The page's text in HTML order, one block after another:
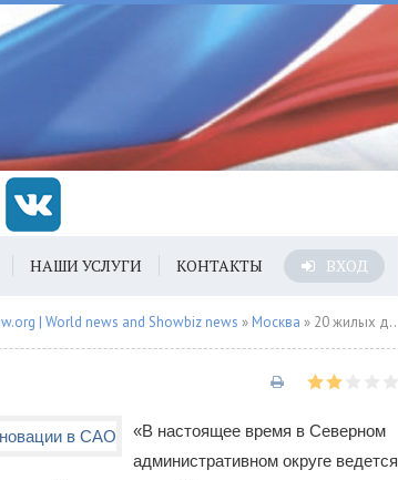
НАШИ УСЛУГИ КОНТАКТЫ ВХОД
| World news and Showbiz news » Москва » 20 жилых домов строят по программе реновации в САО
«В настоящее время в Северном
административном округе ведется